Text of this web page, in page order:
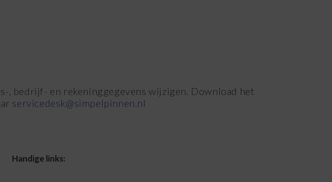
, bedrijf- en rekeninggegevens wijzigen. Download het
servicedesk@simpelpinnen.nl
Handige links: